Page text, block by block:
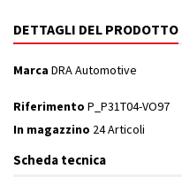
DETTAGLI DEL PRODOTTO
Marca DRA Automotive
Riferimento P_P31T04-VO97
In magazzino 24 Articoli
Scheda tecnica